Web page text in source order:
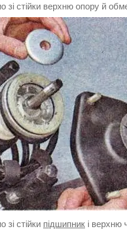
зі стійки верхню опору й
зі стійки підшипник і верхню